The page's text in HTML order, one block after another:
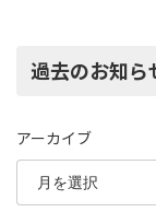
過去のお知ら
アーカイブ